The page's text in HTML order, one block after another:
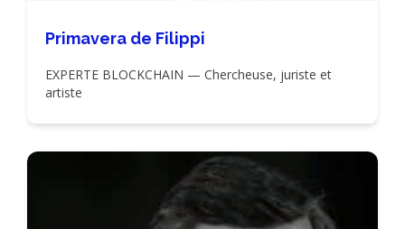
Primavera de Filippi
EXPERTE BLOCKCHAIN — Chercheuse, juriste et
artiste